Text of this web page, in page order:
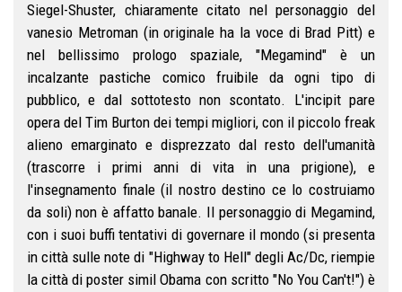
Siegel-Shuster, chiaramente citato nel personaggio del
vanesio Metroman (in originale ha la voce di Brad Pitt) e
nel bellissimo prologo spaziale, "Megamind" è un
incalzante pastiche comico fruibile da ogni tipo di
pubblico, e dal sottotesto non scontato. L'incipit pare
opera del Tim Burton dei tempi migliori, con il piccolo freak
alieno emarginato e disprezzato dal resto dell'umanità
(trascorre i primi anni di vita in una prigione), e
l'insegnamento finale (il nostro destino ce lo costruiamo
da soli) non è affatto banale. Il personaggio di Megamind,
con i suoi buffi tentativi di governare il mondo (si presenta
in città sulle note di "Highway to Hell" degli Ac/Dc, riempie
la città di poster simil Obama con scritto "No You Can't!") è